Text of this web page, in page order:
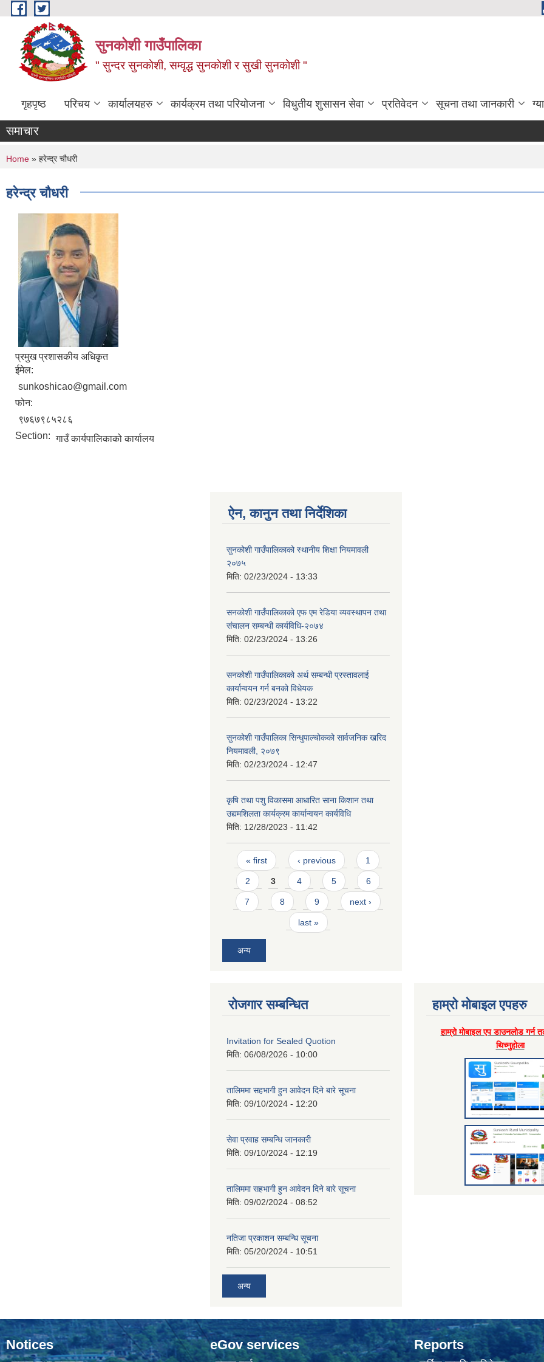
Skip to main content
सुनकोशी गाउँपालिका
" सुन्दर सुनकाेशी, सम्वृद्ध सुनकाेशी र सुखी सुनकाेशी "
गृहपृष्ठ परिचय कार्यालयहरु कार्यक्रम तथा परियोजना विधुतीय शुसासन सेवा प्रतिवेदन सूचना तथा जानकारी
समाचार
You are here
Home » हरेन्द्र चौधरी
हरेन्द्र चौधरी
प्रमुख प्रशासकीय अधिकृत
ईमेल:
sunkoshicao@gmail.com
फोन:
९७६७९८५२८६
Section: गाउँ कार्यपालिकाको कार्यालय
ऐन, कानुन तथा निर्देशिका
सुनकोशी गाउँपालिकाको स्थानीय शिक्षा नियमावली
२०७५
मिति: 02/23/2024 - 13:33
सनकोशी गाउँपालिकाको एफ एम रेडिया व्यवस्थापन तथा
संचालन सम्बन्धी कार्यविधि-२०७४
मिति: 02/23/2024 - 13:26
सनकोशी गाउँपालिकाको अर्थ सम्बन्धी प्रस्तावलाई
कार्यान्वयन गर्न बनको विधेयक
मिति: 02/23/2024 - 13:22
सुनकोशी गाउँपालिका सिन्धुपाल्चोकको सार्वजनिक खरिद
नियमावली, २०७९
मिति: 02/23/2024 - 12:47
कृषि तथा पशु विकासमा आधारित साना किशान तथा
उद्यमशिलता कार्यक्रम कार्यान्वयन कार्यविधि
मिति: 12/28/2023 - 11:42
Pages
« first ‹ previous 1
2 3 4 5 6
7 8 9 next ›
last »
अन्य
रोजगार सम्बन्धित
Invitation for Sealed Quotion
मिति: 06/08/2026 - 10:00
तालिममा सहभागी हुन आवेदन दिने बारे सूचना
मिति: 09/10/2024 - 12:20
सेवा प्रवाह सम्बन्धि जानकारी
मिति: 09/10/2024 - 12:19
तालिममा सहभागी हुन आवेदन दिने बारे सूचना
मिति: 09/02/2024 - 08:52
नतिजा प्रकाशन सम्बन्धि सूचना
मिति: 05/20/2024 - 10:51
अन्य
हाम्राे माेबाइल एपहरु
हाम्राे माेबाइल एप डाउनलाेड गर्न
थिच्नुहाेला
Notices eGov services Reports